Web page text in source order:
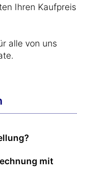
Ihren Kaufpreis
alle von uns
mit